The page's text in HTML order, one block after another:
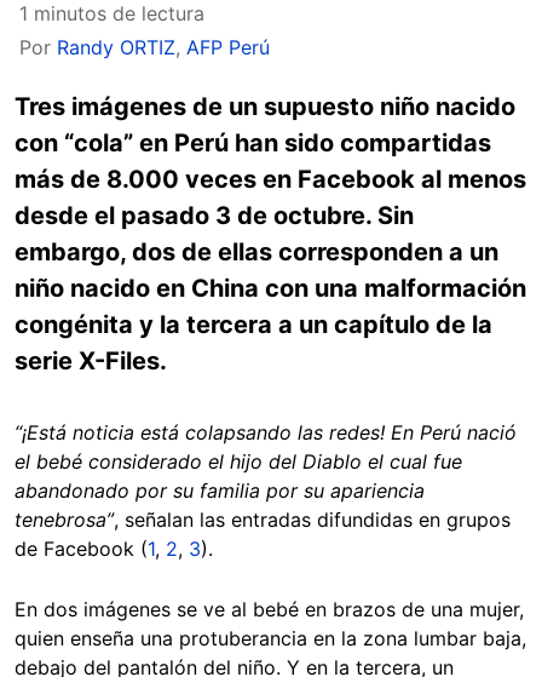
1 minutos de lectura
Por Randy ORTIZ, AFP Perú
Tres imágenes de un supuesto niño nacido
con “cola” en Perú han sido compartidas
más de 8.000 veces en Facebook al menos
desde el pasado 3 de octubre. Sin
embargo, dos de ellas corresponden a un
niño nacido en China con una malformación
congénita y la tercera a un capítulo de la
serie X-Files.
“¡Está noticia está colapsando las redes! En Perú nació
el bebé considerado el hijo del Diablo el cual fue
abandonado por su familia por su apariencia
tenebrosa”, señalan las entradas difundidas en grupos
de Facebook (1, 2, 3).
En dos imágenes se ve al bebé en brazos de una mujer,
quien enseña una protuberancia en la zona lumbar baja,
debajo del pantalón del niño. Y en la tercera, un